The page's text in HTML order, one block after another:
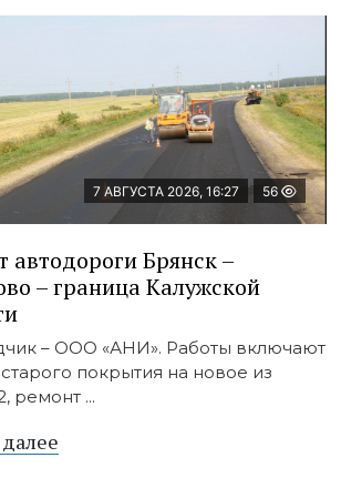
7 АВГУСТА 2026, 16:27 56
автодороги Брянск –
– граница Калужской
– ООО «АНИ». Работы включают
покрытия на новое из
ремонт ...